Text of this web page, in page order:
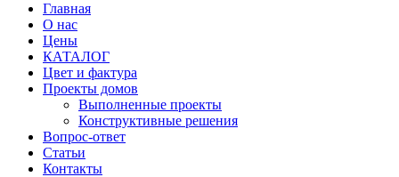
Главная
О нас
Цены
КАТАЛОГ
Цвет и фактура
Проекты домов
Выполненные проекты
Конструктивные решения
Вопрос-ответ
Статьи
Контакты